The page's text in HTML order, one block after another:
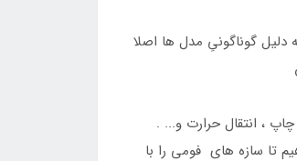
گوناگونیِ مدل ها اصلا
، انتقال حرارت و... .
تا سازه های فومی را با